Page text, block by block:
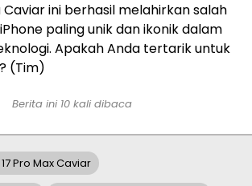
ini berhasil melahirkan salah
paling unik dan ikonik dalam
Apakah Anda tertarik untuk
(Tim)
Berita ini 10 kali dibaca
Pro Max Caviar